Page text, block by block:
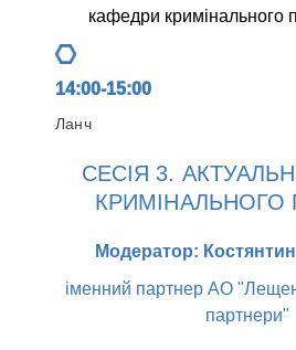
кафедри
14:00-15:00
Ланч
СЕСІЯ 3.
КРИМІНАЛЬНОГО
Модератор:
іменний партнер АО
партнери"